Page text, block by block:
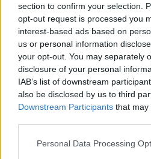
section to confirm your selection.
opt-out request is processed you
interest-based ads based on
us or personal information
your opt-out. You may separately
disclosure of your personal
IAB’s list of downstream
also be disclosed by us to third
Downstream Participants that may
Please note that this website/app
Personal Data Processing